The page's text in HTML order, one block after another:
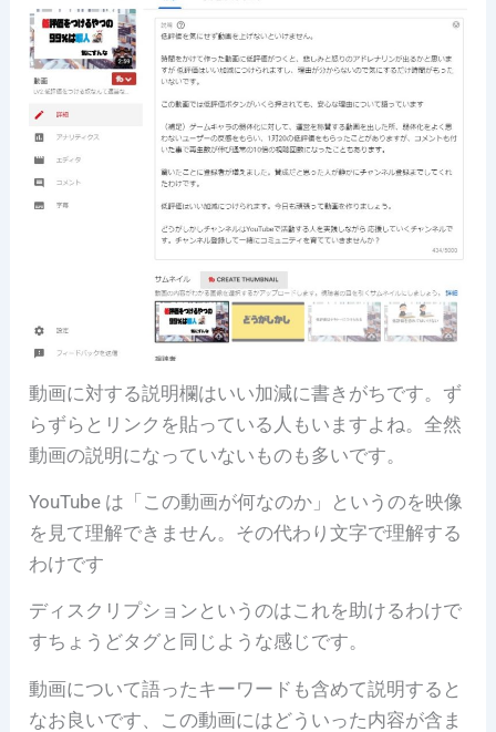
動画に対する説明欄はいい加減に書きがちです。ず
らずらとリンクを貼っている人もいますよね。全然
動画の説明になっていないものも多いです。
YouTube は「この動画が何なのか」というのを映像
を見て理解できません。 その代わり文字で理解する
わけです
ディスクリプションというのはこれを助けるわけで
すちょうどタグと同じような感じです。
動画について語ったキーワードも含めて説明すると
なお良いです、 この動画にはどういった内容が含ま